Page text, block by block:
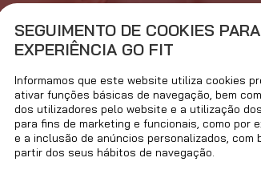
fit
SEGUIMENTO DE COOKIES
EXPERIÊNCIA GO FIT
Informamos que este website utiliza cookies
ativar funções básicas de navegação, bem
dos utilizadores pelo website e a utilização
para fins de marketing e funcionais, como por
e a inclusão de anúncios personalizados, com
partir dos seus hábitos de navegação.